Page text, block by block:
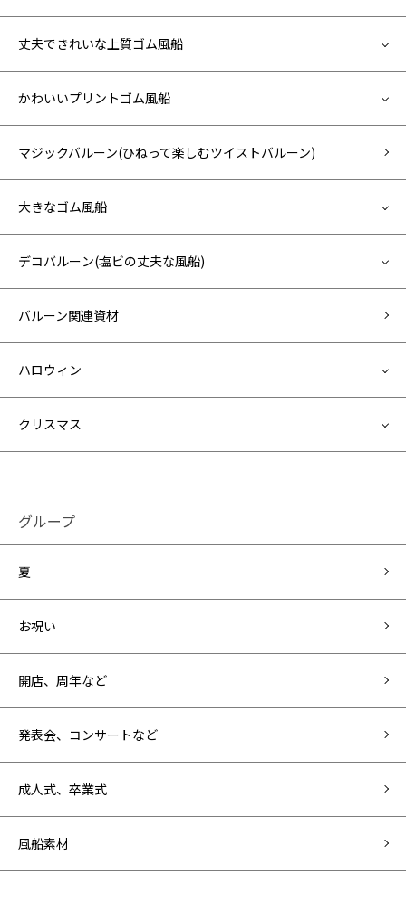
丈夫できれいな上質ゴム風船
かわいいプリントゴム風船
マジックバルーン(ひねって楽しむツイストバルーン)
大きなゴム風船
デコバルーン(塩ビの丈夫な風船)
バルーン関連資材
ハロウィン
クリスマス
グループ
夏
お祝い
開店、周年など
発表会、コンサートなど
成人式、卒業式
風船素材